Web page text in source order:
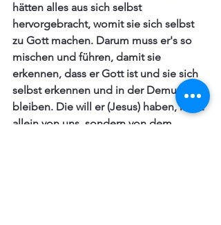
hätten alles aus sich selbst
hervorgebracht, womit sie sich selbst
zu Gott machen. Darum muss er's so
mischen und führen, damit sie
erkennen, dass er Gott ist und sie sich
selbst erkennen und in der Demut
bleiben. Die will er (Jesus) haben, nicht
allein von uns, sondern von dem